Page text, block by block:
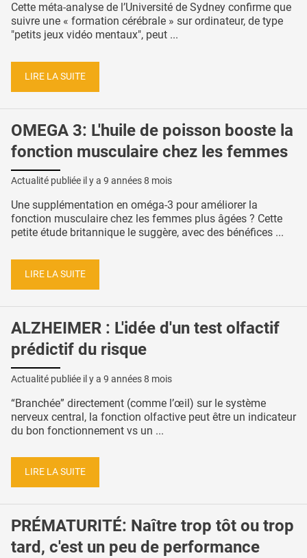
Cette méta-analyse de l’Université de Sydney confirme que
suivre une « formation cérébrale » sur ordinateur, de type
"petits jeux vidéo mentaux", peut ...
LIRE LA SUITE
OMEGA 3: L'huile de poisson booste la
fonction musculaire chez les femmes
Actualité publiée il y a 9 années 8 mois
Une supplémentation en oméga-3 pour améliorer la
fonction musculaire chez les femmes plus âgées ? Cette
petite étude britannique le suggère, avec des bénéfices ...
LIRE LA SUITE
ALZHEIMER : L'idée d'un test olfactif
prédictif du risque
Actualité publiée il y a 9 années 8 mois
“Branchée” directement (comme l’œil) sur le système
nerveux central, la fonction olfactive peut être un indicateur
du bon fonctionnement vs un ...
LIRE LA SUITE
PRÉMATURITÉ: Naître trop tôt ou trop
tard, c'est un peu de performance